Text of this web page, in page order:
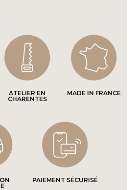
ATELIER EN
CHARENTES
MADE IN FRANCE
PAIEMENT SÉCURISÉ